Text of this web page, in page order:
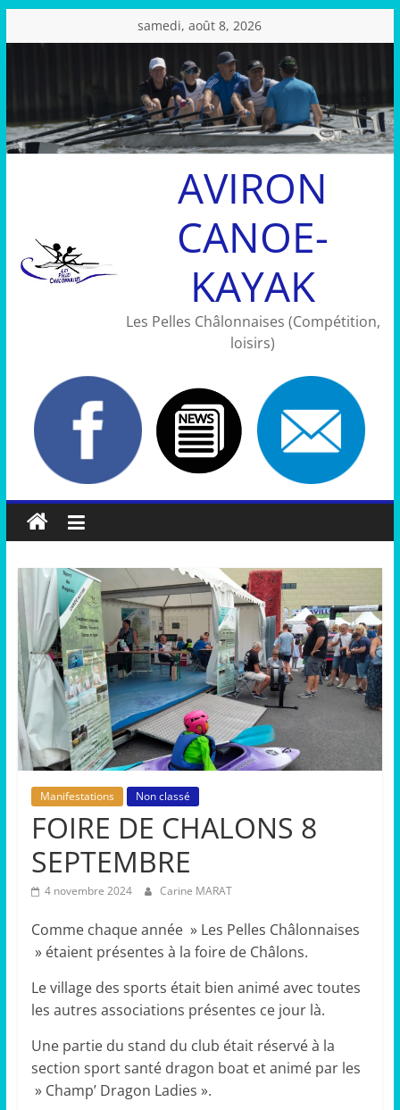
au
samedi, août 8, 2026
AVIRON
CANOE-
KAYAK
Les Pelles Châlonnaises (Compétition,
loisirs)
Manifestations Non classé
FOIRE DE CHALONS 8
SEPTEMBRE
4 novembre 2024 Carine MARAT
Comme chaque année » Les Pelles Châlonnaises
» étaient présentes à la foire de Châlons.
Le village des sports était bien animé avec toutes
les autres associations présentes ce jour là.
Une partie du stand du club était réservé à la
section sport santé dragon boat et animé par les
» Champ’ Dragon Ladies ».